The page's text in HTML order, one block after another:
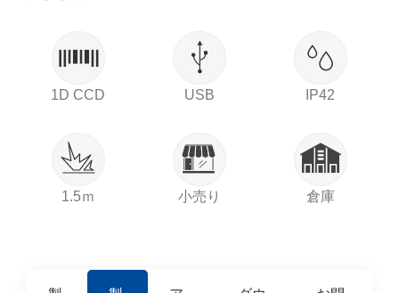
1D CCD USB IP42
1.5ｍ 小売り 倉庫